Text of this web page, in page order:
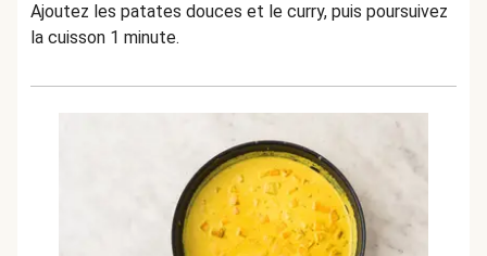
Ajoutez les patates douces et le curry, puis poursuivez
la cuisson 1 minute.